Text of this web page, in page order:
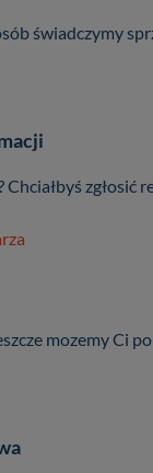
świadczymy
Chciałbyś zgłosić
mozemy Ci